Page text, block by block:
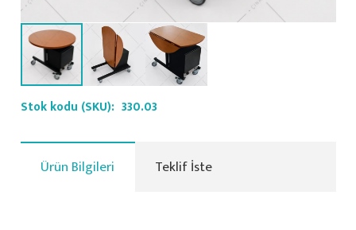
Stok kodu (SKU): 330.03
Ürün Bilgileri Teklif İste